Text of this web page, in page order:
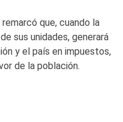
que, cuando la
sus unidades, generará
y el país en impuestos,
de la población.